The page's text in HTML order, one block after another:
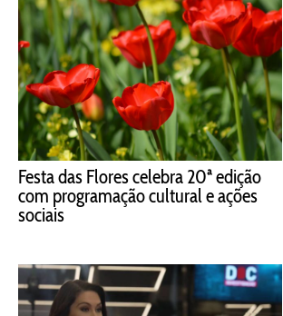
Festa das Flores celebra 20ª edição
com programação cultural e ações
sociais